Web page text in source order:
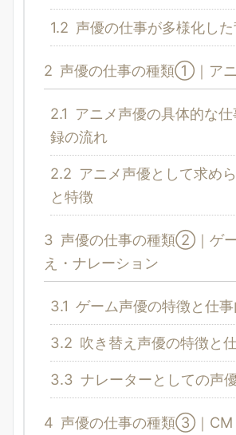
1.2 声優の仕事が多様化し
2 声優の仕事の種類①｜ア
2.1 アニメ声優の具体的な仕
録の流れ
2.2 アニメ声優として求め
と特徴
3 声優の仕事の種類②｜ゲ
え・ナレーション
3.1 ゲーム声優の特徴と仕
3.2 吹き替え声優の特徴と
3.3 ナレーターとしての声
4 声優の仕事の種類③｜CM